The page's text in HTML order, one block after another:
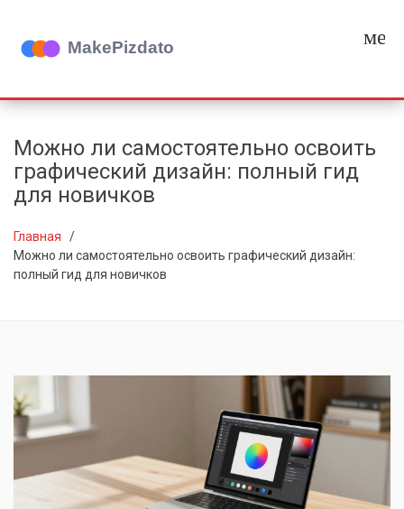
Можно ли самостоятельно освоить
графический дизайн: полный гид
для новичков
Главная
Можно ли самостоятельно освоить графический дизайн:
полный гид для новичков